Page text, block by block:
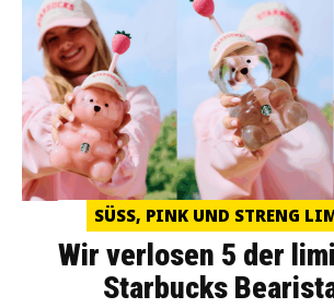
SÜSS, PINK UND STRENG
Wir verlosen 5 der
Starbucks